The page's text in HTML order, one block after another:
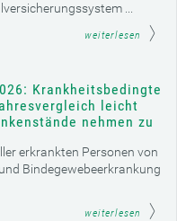
...
weiterlesen
Krankheitsbedingte
leicht
nehmen zu
erkrankten Personen von
Bindegewebeerkrankung
weiterlesen